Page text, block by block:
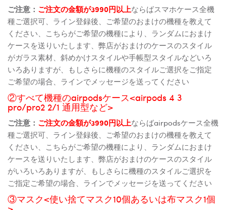
ご注意： ご注文の金額が3990円以上ならばスマホケース全機
種ご選択可、ライン登録後、ご希望のおまけの機種を教えて
ください、こちらがご希望の機種により、ランダムにおまけ
ケースを送りいたします、弊店がおまけのケースのスタイル
がガラス素材、斜めかけスタイルや手帳型スタイルなどいろ
いろありますが、もしさらに機種のスタイルご選択をご指定
ご希望の場合、ラインでメッセージを送ってください
②すべて機種のairpodsケース<airpods 4 3
pro/pro2 2/1 通用型など>
ご注意： ご注文の金額が3990円以上ならばairpodsケース全機
種ご選択可、ライン登録後、ご希望のおまけの機種を教えて
ください、こちらがご希望の機種により、ランダムにおまけ
ケースを送りいたします、弊店がおまけのケースのスタイル
がいろいろありますが、もしさらに機種のスタイルご選択を
ご指定ご希望の場合、ラインでメッセージを送ってください
③マスク<使い捨てマスク10個あるいは布マスク1個